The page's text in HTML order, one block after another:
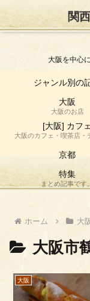
大阪を中心
ジャンル別の
大阪
大阪のお店
[大阪] カフェ
大阪のカフェ・喫茶店・
京都
特集
まとめ記事です
ホーム 大
大阪市
大阪
関